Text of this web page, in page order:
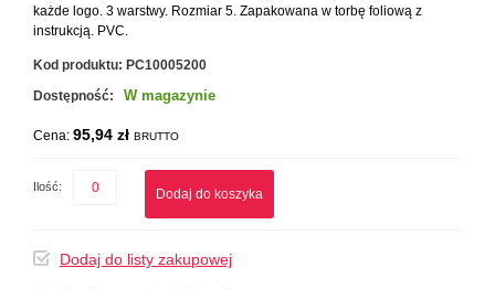
każde logo. 3 warstwy. Rozmiar 5. Zapakowana w torbę foliową z
instrukcją. PVC.
Kod produktu: PC10005200
Dostępność:
W magazynie
Cena: 95,94 zł BRUTTO
Ilość: Dodaj do koszyka
Dodaj do listy zakupowej